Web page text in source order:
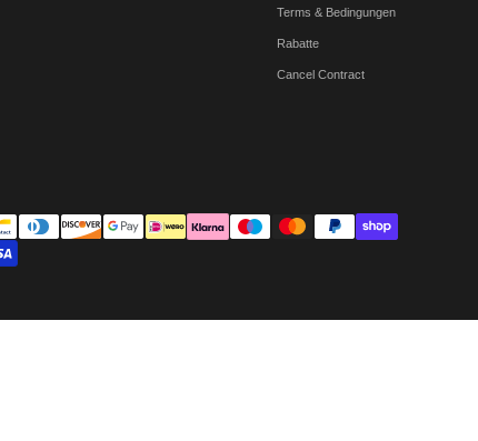
Terms & Bedingungen
Rabatte
Cancel Contract